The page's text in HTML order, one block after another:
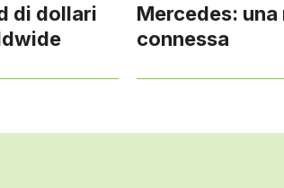
di dollari
Mercedes:
connessa